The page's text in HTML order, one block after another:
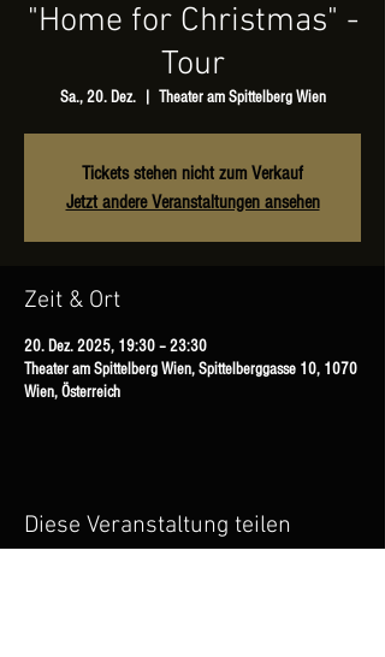
"Home for Christmas" -
Tour
Sa., 20. Dez.
  |
Theater am Spittelberg Wien
Tickets stehen nicht zum Verkauf
Jetzt andere Veranstaltungen ansehen
Zeit & Ort
20. Dez. 2025, 19:30 – 23:30
Theater am Spittelberg Wien, Spittelberggasse 10, 1070
Wien, Österreich
Diese Veranstaltung teilen